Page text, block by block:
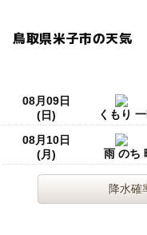
鳥取県米子市の天気
08月09日
(日)
くもり
08月10日
(月)
雨 のち
降水確